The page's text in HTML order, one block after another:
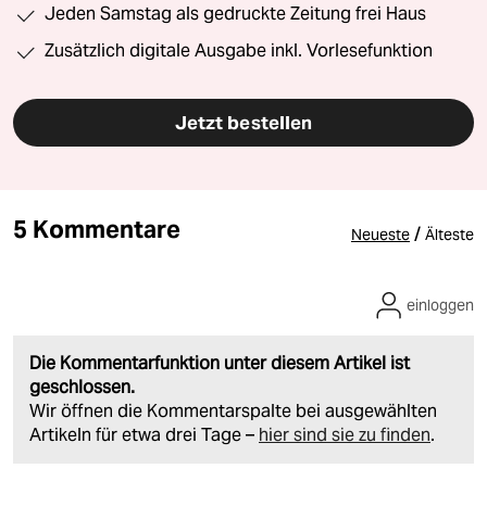
Jeden Samstag als gedruckte Zeitung frei Haus
Zusätzlich digitale Ausgabe inkl. Vorlesefunktion
Jetzt bestellen
5 Kommentare Neueste / Älteste
Die Kommentarfunktion unter diesem Artikel ist
geschlossen.
Wir öffnen die Kommentarspalte bei ausgewählten
Artikeln für etwa drei Tage – hier sind sie zu finden.
einloggen